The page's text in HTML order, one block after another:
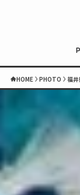
ABOUT
PHOTO
QUIZ
BLOG
NEWS
HOME PHOTO 福井